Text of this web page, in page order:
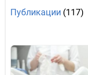
Публикации (117)